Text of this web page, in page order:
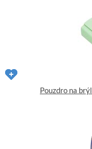
Pouzdro na